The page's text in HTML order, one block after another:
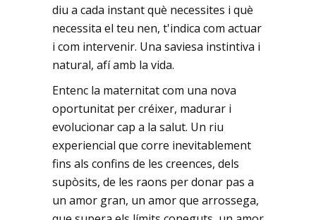
diu a cada instant què necessites i què
necessita el teu nen, t'indica com actuar
i com intervenir. Una saviesa instintiva i
natural, afí amb la vida.
Entenc la maternitat com una nova
oportunitat per créixer, madurar i
evolucionar cap a la salut. Un riu
experiencial que corre inevitablement
fins als confins de les creences, dels
supòsits, de les raons per donar pas a
un amor gran, un amor que arrossega,